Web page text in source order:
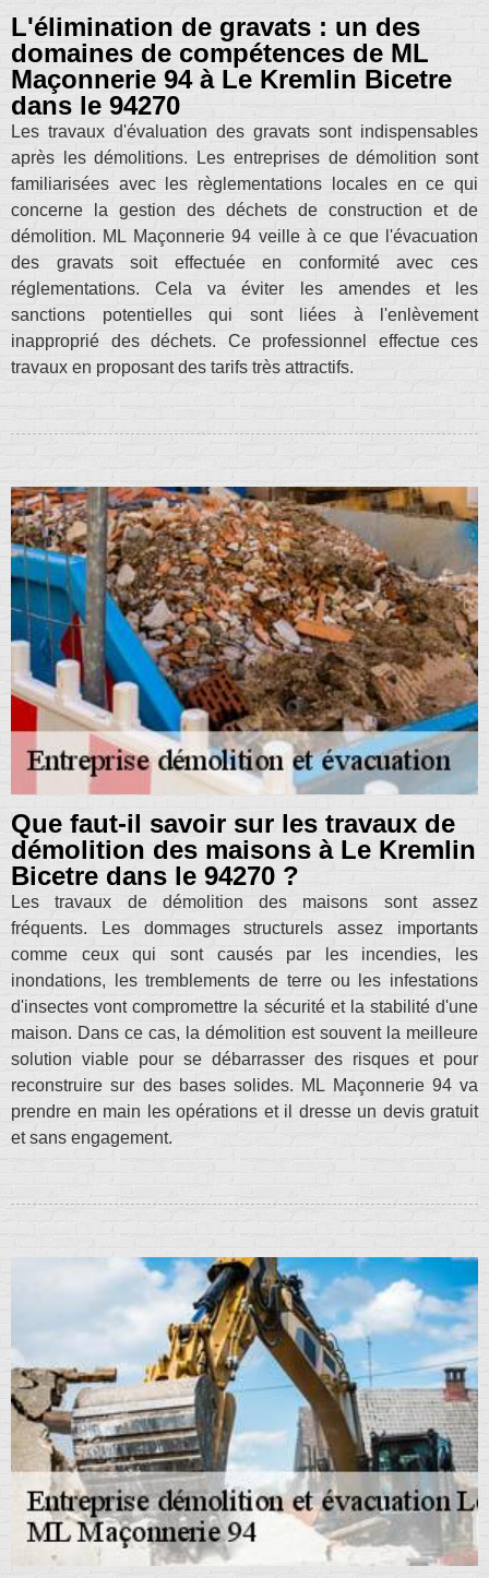
L'élimination de gravats : un des
domaines de compétences de ML
Maçonnerie 94 à Le Kremlin Bicetre
dans le 94270
Les travaux d'évaluation des gravats sont indispensables
après les démolitions. Les entreprises de démolition sont
familiarisées avec les règlementations locales en ce qui
concerne la gestion des déchets de construction et de
démolition. ML Maçonnerie 94 veille à ce que l'évacuation
des gravats soit effectuée en conformité avec ces
réglementations. Cela va éviter les amendes et les
sanctions potentielles qui sont liées à l'enlèvement
inapproprié des déchets. Ce professionnel effectue ces
travaux en proposant des tarifs très attractifs.
Que faut-il savoir sur les travaux de
démolition des maisons à Le Kremlin
Bicetre dans le 94270 ?
Les travaux de démolition des maisons sont assez
fréquents. Les dommages structurels assez importants
comme ceux qui sont causés par les incendies, les
inondations, les tremblements de terre ou les infestations
d'insectes vont compromettre la sécurité et la stabilité d'une
maison. Dans ce cas, la démolition est souvent la meilleure
solution viable pour se débarrasser des risques et pour
reconstruire sur des bases solides. ML Maçonnerie 94 va
prendre en main les opérations et il dresse un devis gratuit
et sans engagement.